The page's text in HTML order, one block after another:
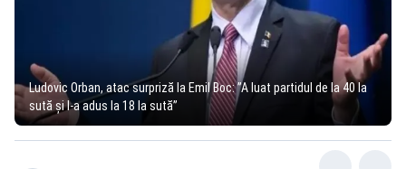
Ludovic Orban, atac surpriză la Emil Boc: ”A luat partidul de la 40 la
sută și l-a adus la 18 la sută”